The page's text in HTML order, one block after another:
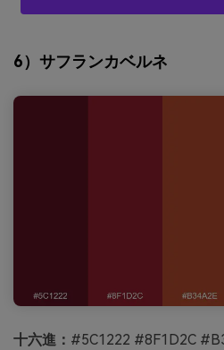
6）サフランカベルネ
十六進： #5C1222 #8F1D2C